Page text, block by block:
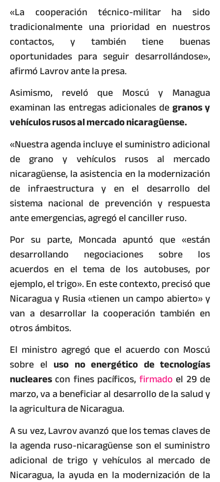
«La cooperación técnico-militar ha sido
tradicionalmente una prioridad en nuestros
contactos, y también tiene buenas
oportunidades para seguir desarrollándose»,
afirmó Lavrov ante la presa.
Asimismo, reveló que Moscú y Managua
examinan las entregas adicionales degranos y
vehículos rusos al mercado nicaragüense.
«Nuestra agenda incluye el suministro adicional
de grano y vehículos rusos al mercado
nicaragüense, la asistencia en la modernización
de infraestructura y en el desarrollo del
sistema nacional de prevención y respuesta
ante emergencias, agregó el canciller ruso.
Por su parte, Moncada apuntó que «están
desarrollando negociaciones sobre los
acuerdos en el tema de los autobuses, por
ejemplo, el trigo». En este contexto, precisó que
Nicaragua y Rusia «tienen un campo abierto» y
van a desarrollar la cooperación también en
otros ámbitos.
El ministro agregó que el acuerdo con Moscú
sobre el uso no energético de tecnologías
nuclearescon fines pacíficos, firmadoel 29 de
marzo, va a beneficiar al desarrollo de la salud y
la agricultura de Nicaragua.
A su vez, Lavrov avanzó que los temas claves de
la agenda ruso-nicaragüense son el suministro
adicional de trigo y vehículos al mercado de
Nicaragua, la ayuda en la modernización de la